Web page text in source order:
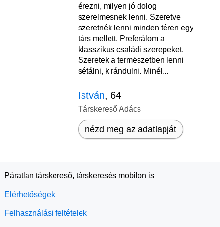
érezni, milyen jó dolog
szerelmesnek lenni. Szeretve
szeretnék lenni minden téren egy
társ mellett. Preferálom a
klasszikus családi szerepeket.
Szeretek a természetben lenni
sétálni, kirándulni. Minél...
István, 64
Társkereső Adács
nézd meg az adatlapját
Páratlan társkereső, társkeresés mobilon is
Elérhetőségek
Felhasználási feltételek